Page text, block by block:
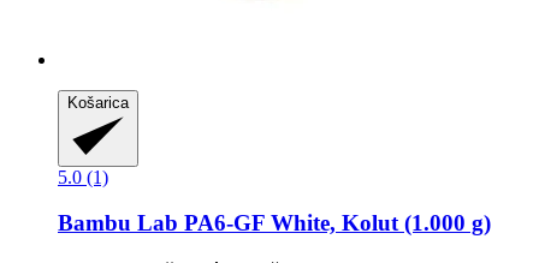
Košarica
5.0 (1)
Bambu Lab PA6-​GF White, Kolut (1.000 g)